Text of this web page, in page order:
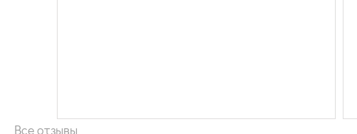
Все отзывы